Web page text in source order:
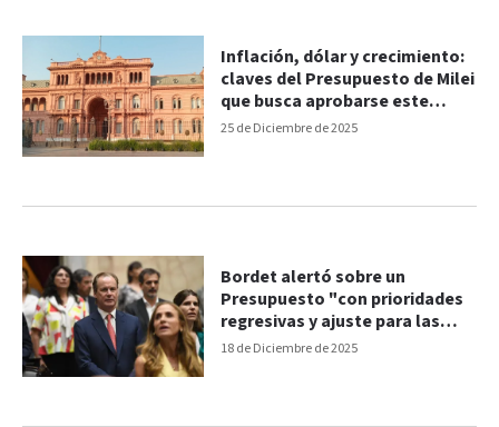
25 de Diciembre de 2025
Inflación, dólar y crecimiento:
claves del Presupuesto de Milei
que busca aprobarse este
viernes
18 de Diciembre de 2025
Bordet alertó sobre un
Presupuesto "con prioridades
regresivas y ajuste para las
provincias"